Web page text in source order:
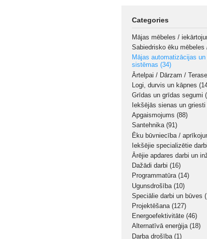
Categories
Mājas mēbeles /
Sabiedrisko ēku mēbeles
Mājas automatizācijas
sistēmas (34)
Ārtelpai / Dārzam /
Logi, durvis un kāpnes
Grīdas un grīdas segumi
Iekšējās sienas un griesti
Apgaismojums (88)
Santehnika (91)
Ēku būvniecība /
Iekšējie specializētie darbi
Ārējie apdares darbi un
Dažādi darbi (16)
Programmatūra (14)
Ugunsdrošība (10)
Speciālie darbi un būves
Projektēšana (127)
Energoefektivitāte (46)
Alternatīvā enerģija (18)
Darba drošība (1)